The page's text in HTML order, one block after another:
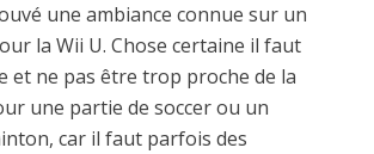
une ambiance connue sur un
la Wii U. Chose certaine il faut
et ne pas être trop proche de la
une partie de soccer ou un
car il faut parfois des